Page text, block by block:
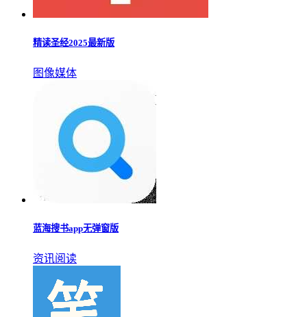
精读圣经2025最新版
图像媒体
蓝海搜书app无弹窗版
资讯阅读